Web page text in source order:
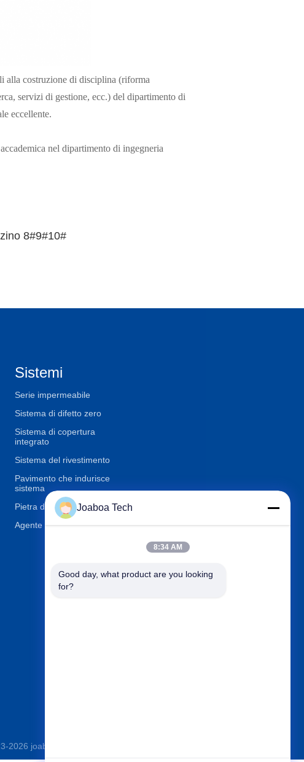
alla costruzione di disciplina (riforma
servizi di gestione, ecc.) del dipartimento di
eccellente.
nel dipartimento di ingegneria
8#9#10#
Sistemi
Serie impermeabile
Sistema di difetto zero
Sistema di copertura
integrato
Sistema del rivestimento
Pavimento che indurisce
sistema
Pietra di quarzo artificiale
Agente System
Contattici
joaboa-tech.com . Tutti i diritti riservati.
Joaboa Tech
8:34 AM
Good day, what product are you looking
for?